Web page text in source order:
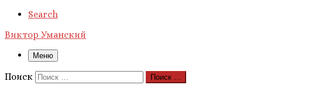
Search
Виктор Уманский
Меню
Поиск Поиск …